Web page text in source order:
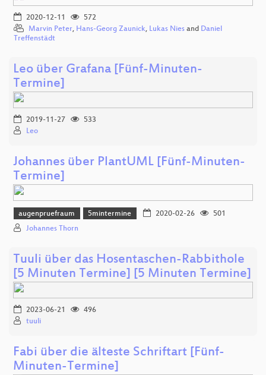
2020-12-11
572
Marvin Peter, Hans-Georg Zaunick, Lukas Nies and Daniel
Treffenstädt
Leo über Grafana [Fünf-Minuten-
Termine]
2019-11-27
533
Leo
Johannes über PlantUML [Fünf-Minuten-
Termine]
augenpruefraum 5mintermine 2020-02-26
501
Johannes Thorn
Tuuli über das Hosentaschen-Rabbithole
[5 Minuten Termine] [5 Minuten Termine]
2023-06-21
496
tuuli
Fabi über die älteste Schriftart [Fünf-
Minuten-Termine]